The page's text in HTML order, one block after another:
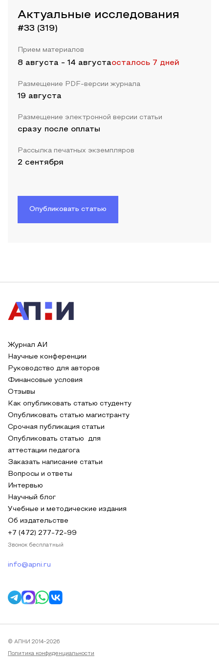
Актуальные исследования
#33 (319)
Прием материалов
8 августа - 14 августаосталось 7 дней
Размещение PDF-версии журнала
19 августа
Размещение электронной версии статьи
сразу после оплаты
Рассылка печатных экземпляров
2 сентября
Опубликовать статью
Журнал АИ
Научные конференции
Руководство для авторов
Финансовые условия
Отзывы
Как опубликовать статью студенту
Опубликовать статью магистранту
Срочная публикация статьи
Опубликовать статью для
аттестации педагога
Заказать написание статьи
Вопросы и ответы
Интервью
Научный блог
Учебные и методические издания
Об издательстве
+7 (472) 277-72-99
Звонок бесплатный
info@apni.ru
© АПНИ 2014-2026
Политика конфиденциальности